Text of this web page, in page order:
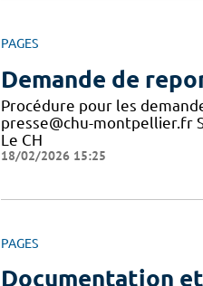
PAGES
Demande de
Procédure pour les
presse@chu-montpellier.fr
Le CH
18/02/2026 15:25
PAGES
Documentation